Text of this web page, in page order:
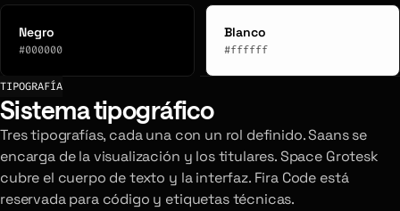
Negro
#000000
Blanco
#ffffff
TIPOGRAFÍA
Sistema tipográfico
Tres tipografías, cada una con un rol definido. Saans se
encarga de la visualización y los titulares. Space Grotesk
cubre el cuerpo de texto y la interfaz. Fira Code está
reservada para código y etiquetas técnicas.